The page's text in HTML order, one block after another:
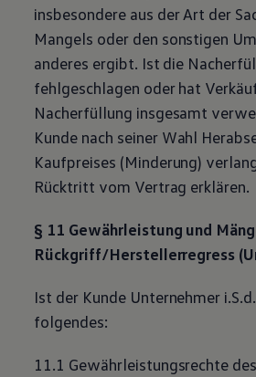
insbesondere aus der Art der
Mangels oder den sonstigen
anderes ergibt. Ist die
fehlgeschlagen oder hat
Nacherfüllung insgesamt
Kunde nach seiner Wahl
Kaufpreises (Minderung)
Rücktritt vom Vertrag erklären.
§ 11 Gewährleistung und
Rückgriff/Herstellerregress
Ist der Kunde Unternehmer
folgendes:
11.1 Gewährleistungsrechte